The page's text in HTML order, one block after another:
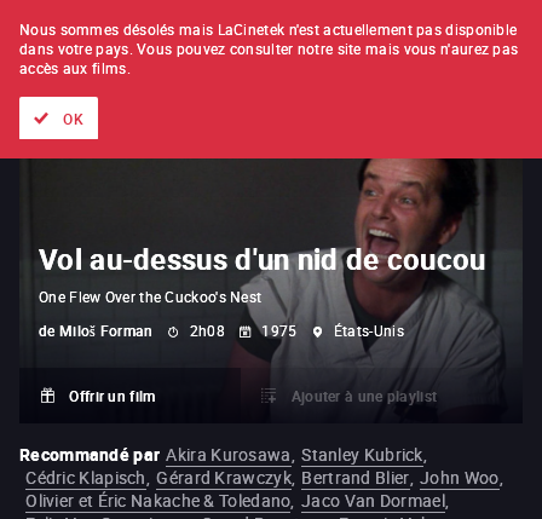
À L'UNITÉ ABONNEMENT
Vol au-dessus d'un nid de coucou
One Flew Over the Cuckoo's Nest
de Miloš Forman 2h08 1975 États-Unis
Offrir un film Ajouter à une playlist
Recommandé par Akira Kurosawa, Stanley Kubrick,
Cédric Klapisch, Gérard Krawczyk, Bertrand Blier, John Woo,
Olivier et Éric Nakache & Toledano, Jaco Van Dormael,
Nous sommes désolés mais LaCinetek n'est actuellement pas disponible
dans votre pays. Vous pouvez consulter notre site mais vous n'aurez pas
accès aux films.
OK